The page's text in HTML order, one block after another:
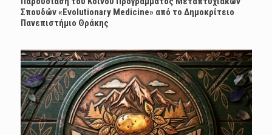
Σπουδών «Evolutionary Medicine» από το Δημοκρίτειο
Πανεπιστήμιο Θράκης